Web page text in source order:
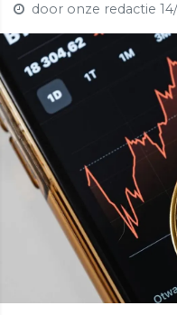
door onze redactie